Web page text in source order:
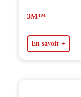
3M™
En savoir +